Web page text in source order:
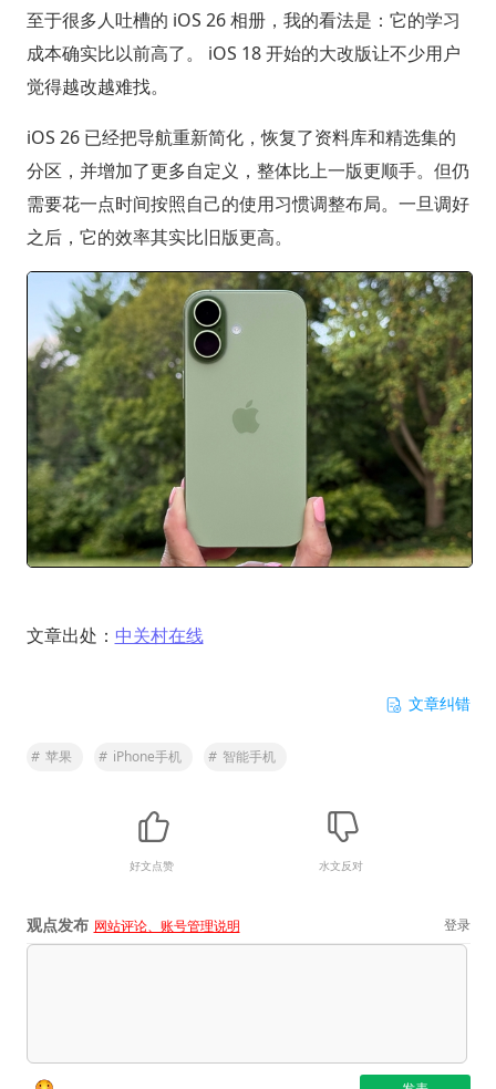
至于很多人吐槽的 iOS 26 相册，我的看法是：它的学习
成本确实比以前高了。 iOS 18 开始的大改版让不少用户
觉得越改越难找。
iOS 26 已经把导航重新简化，恢复了资料库和精选集的
分区，并增加了更多自定义，整体比上一版更顺手。但仍
需要花一点时间按照自己的使用习惯调整布局。一旦调好
之后，它的效率其实比旧版更高。
文章出处： 中关村在线
文章纠错
# 苹果 # iPhone手机 # 智能手机
好文点赞 水文反对
观点发布 网站评论、账号管理说明 登录